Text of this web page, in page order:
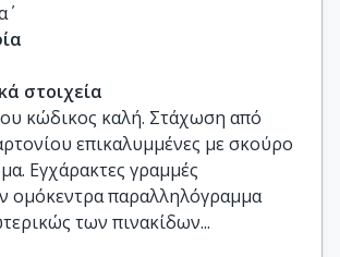
στοιχεία
κώδικος καλή. Στάχωση από
επικαλυμμένες με σκούρο
Εγχάρακτες γραμμές
ομόκεντρα παραλληλόγραμμα
των πινακίδων...